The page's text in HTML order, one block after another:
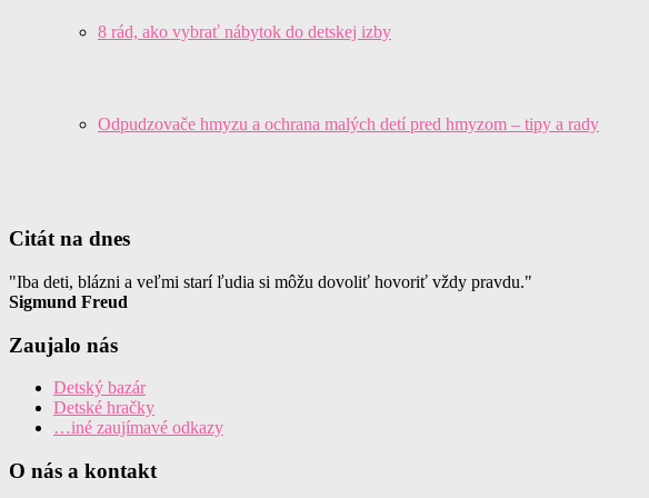
8 rád, ako vybrať nábytok do detskej izby
Odpudzovače hmyzu a ochrana malých detí pred hmyzom – tipy a rady
Citát na dnes
"Iba deti, blázni a veľmi starí ľudia si môžu dovoliť hovoriť vždy pravdu."
Sigmund Freud
Zaujalo nás
Detský bazár
Detské hračky
…iné zaujímavé odkazy
O nás a kontakt